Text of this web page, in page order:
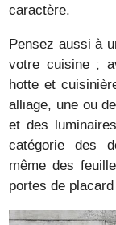
caractère.
Pensez aussi à
votre cuisine ;
hotte et
alliage, une ou
et des
catégorie des
même des
portes de